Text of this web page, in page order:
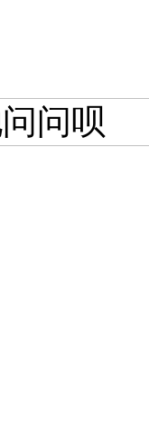
问呗